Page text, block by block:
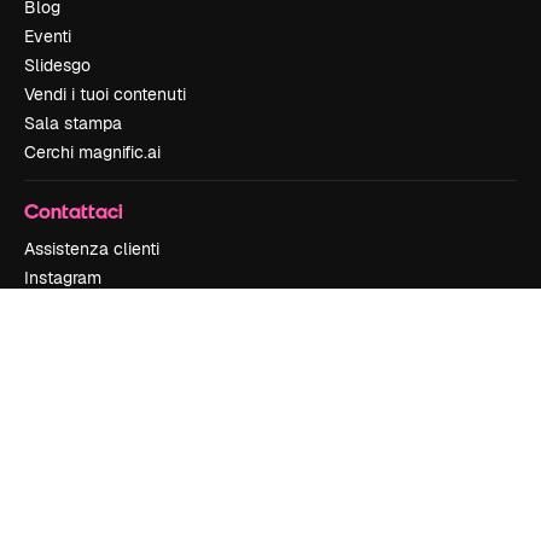
Blog
Eventi
Slidesgo
Vendi i tuoi contenuti
Sala stampa
Cerchi magnific.ai
Contattaci
Assistenza clienti
Instagram